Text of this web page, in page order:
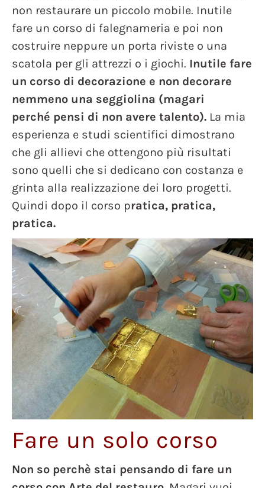
non restaurare un piccolo mobile. Inutile
fare un corso di falegnameria e poi non
costruire neppure un porta riviste o una
scatola per gli attrezzi o i giochi. Inutile fare
un corso di decorazione e non decorare
nemmeno una seggiolina (magari
perché pensi di non avere talento). La mia
esperienza e studi scientifici dimostrano
che gli allievi che ottengono più risultati
sono quelli che si dedicano con costanza e
grinta alla realizzazione dei loro progetti.
Quindi dopo il corso pratica, pratica,
pratica.
Fare un solo corso
Non so perchè stai pensando di fare un